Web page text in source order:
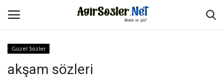
Güzel Sözler
akşam sözleri